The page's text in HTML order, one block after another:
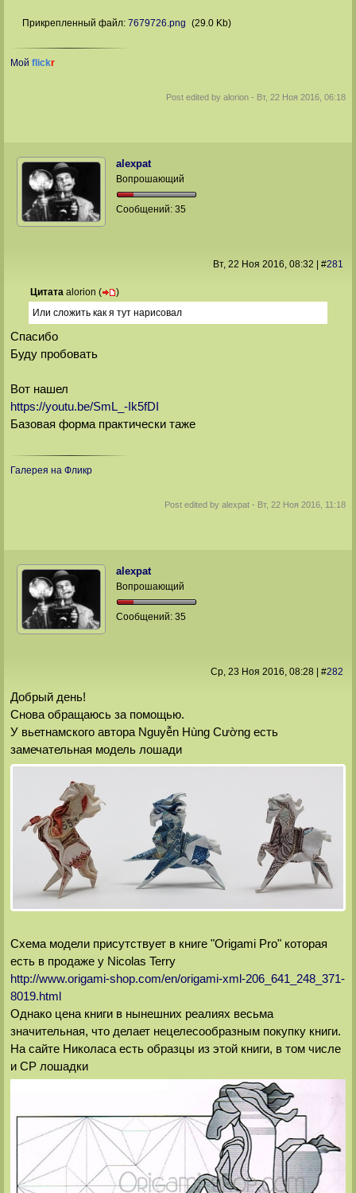
Прикрепленный файл: 7679726.png (29.0 Kb)
Мой flickr
Post edited byalorion - Вт, 22 Ноя 2016, 06:18
alexpat
Вопрошающий
Сообщений:35
Вт, 22 Ноя 2016, 08:32 #281
Цитата alorion (
)
Или сложить как я тут нарисовал
Спасибо
Буду пробовать
Вот нашел
https://youtu.be/SmL_-Ik5fDI
Базовая форма практически таже
Галерея на Фликр
Post edited byalexpat - Вт, 22 Ноя 2016, 11:18
alexpat
Вопрошающий
Сообщений:35
Ср, 23 Ноя 2016, 08:28| #282
Добрый день!
Снова обращаюсь за помощью.
У вьетнамского автора Nguyễn Hùng Cường есть
замечательная модель лошади
Схема модели присутствует в книге "Origami Pro" которая
есть в продаже у Nicolas Terry
http://www.origami-shop.com/en/origami-xml-206_641_248_371-
8019.html
Однако цена книги в нынешних реалиях весьма
значительная, что делает нецелесообразным покупку книги.
На сайте Николаса есть образцы из этой книги, в том числе
и CP лошадки